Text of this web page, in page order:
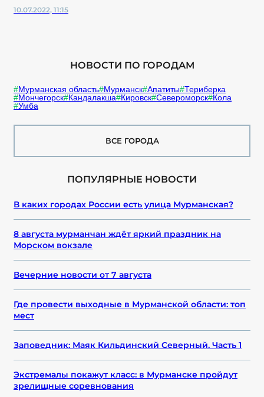
10.07.2022, 11:15
НОВОСТИ ПО ГОРОДАМ
Мурманская область Мурманск Апатиты Териберка
Мончегорск Кандалакша Кировск Североморск Кола
Умба
ВСЕ ГОРОДА
ПОПУЛЯРНЫЕ НОВОСТИ
В каких городах России есть улица Мурманская?
8 августа мурманчан ждёт яркий праздник на
Морском вокзале
Вечерние новости от 7 августа
Где провести выходные в Мурманской области: топ
мест
Заповедник: Маяк Кильдинский Северный. Часть 1
Экстремалы покажут класс: в Мурманске пройдут
зрелищные соревнования